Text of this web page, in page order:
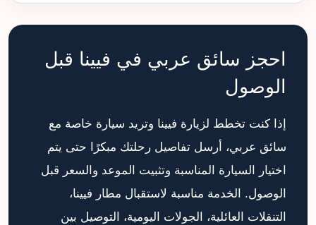
احجز سائق عربي في فيينا قبل
الوصول
إذا كنت تخطط لزيارة فيينا وتريد سيارة خاصة مع
سائق عربي، أرسل تفاصيل رحلتك مبكرًا حتى يتم
اختيار السيارة المناسبة وتثبيت الموعد والسعر قبل
الوصول. الخدمة مناسبة لاستقبال مطار فيينا،
التنقلات العائلية، الجولات اليومية، التوصيل بين